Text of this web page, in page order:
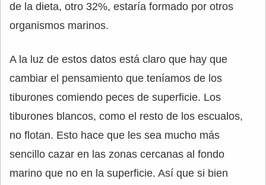
de la dieta, otro 32%, estaría formado por otros
organismos marinos.
A la luz de estos datos está claro que hay que
cambiar el pensamiento que teníamos de los
tiburones comiendo peces de superficie. Los
tiburones blancos, como el resto de los escualos,
no flotan. Esto hace que les sea mucho más
sencillo cazar en las zonas cercanas al fondo
marino que no en la superficie. Así que si bien